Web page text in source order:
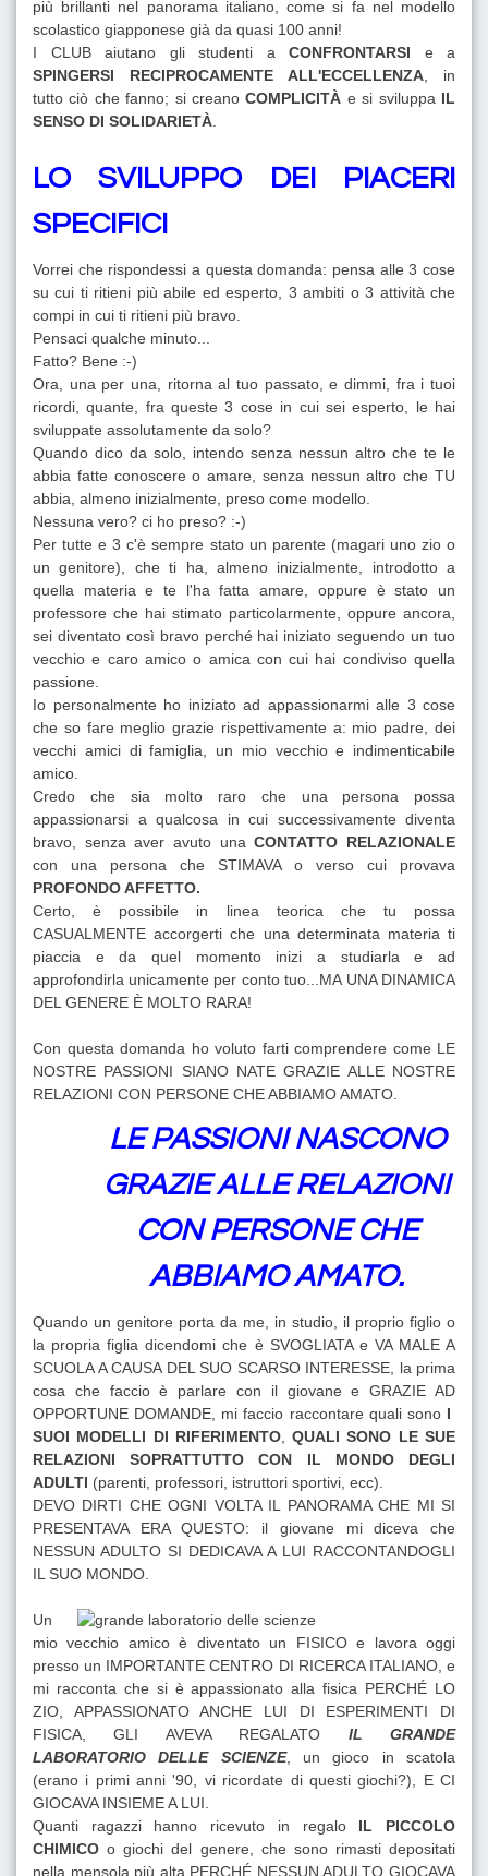
più brillanti nel panorama italiano, come si fa nel modello
scolastico giapponese già da quasi 100 anni!
I CLUB aiutano gli studenti a CONFRONTARSI e a
SPINGERSI RECIPROCAMENTE ALL'ECCELLENZA , in
tutto ciò che fanno; si creanoCOMPLICITÀ e si sviluppa IL
SENSO DI SOLIDARIETÀ
LO SVILUPPO DEI PIACERI
SPECIFICI
Vorrei che rispondessi a questa domanda: pensa alle 3 cose
su cui ti ritieni più abile ed esperto, 3 ambiti o 3 attività che
compi in cui ti ritieni più bravo.
Pensaci qualche minuto...
Fatto? Bene :-)
Ora, una per una, ritorna al tuo passato, e dimmi, fra i tuoi
ricordi, quante, fra queste 3 cose in cui sei esperto, le hai
sviluppate assolutamente da solo?
Quando dico da solo, intendo senza nessun altro che te le
abbia fatte conoscere o amare, senza nessun altro che TU
abbia, almeno inizialmente, preso come modello.
Nessuna vero? ci ho preso? :-)
Per tutte e 3 c'è sempre stato un parente (magari uno zio o
un genitore), che ti ha, almeno inizialmente, introdotto a
quella materia e te l'ha fatta amare, oppure è stato un
professore che hai stimato particolarmente, oppure ancora,
sei diventato così bravo perché hai iniziato seguendo un tuo
vecchio e caro amico o amica con cui hai condiviso quella
passione.
Io personalmente ho iniziato ad appassionarmi alle 3 cose
che so fare meglio grazie rispettivamente a: mio padre, dei
vecchi amici di famiglia, un mio vecchio e indimenticabile
amico.
Credo che sia molto raro che una persona possa
appassionarsi a qualcosa in cui successivamente diventa
bravo, senza aver avuto unaCONTATTO RELAZIONALE
con una persona che STIMAVA o verso cui provava
PROFONDO AFFETTO.
Certo, è possibile in linea teorica che tu possa
CASUALMENTE accorgerti che una determinata materia ti
piaccia e da quel momento inizi a studiarla e ad
approfondirla unicamente per conto tuo...MA UNA DINAMICA
DEL GENERE È MOLTO RARA!
Con questa domanda ho voluto farti comprendere come LE
NOSTRE PASSIONI SIANO NATE GRAZIE ALLE NOSTRE
RELAZIONI CON PERSONE CHE ABBIAMO AMATO.
LE PASSIONI NASCONO
GRAZIE ALLE RELAZIONI
CON PERSONE CHE
ABBIAMO AMATO.
Quando un genitore porta da me, in studio, il proprio figlio o
la propria figlia dicendomi che è SVOGLIATA e VA MALE A
SCUOLA A CAUSA DEL SUO SCARSO INTERESSE, la prima
cosa che faccio è parlare con il giovane e GRAZIE AD
OPPORTUNE DOMANDE, mi faccio raccontare quali sono I
SUOI MODELLI DI RIFERIMENTO,QUALI SONO LE SUE
RELAZIONI SOPRATTUTTO CON IL MONDO DEGLI
ADULTI (parenti, professori, istruttori sportivi, ecc).
DEVO DIRTI CHE OGNI VOLTA IL PANORAMA CHE MI SI
PRESENTAVA ERA QUESTO: il giovane mi diceva che
NESSUN ADULTO SI DEDICAVA A LUI RACCONTANDOGLI
IL SUO MONDO.
Un
mio vecchio amico è diventato un FISICO e lavora oggi
presso un IMPORTANTE CENTRO DI RICERCA ITALIANO, e
mi racconta che si è appassionato alla fisica PERCHÉ LO
ZIO, APPASSIONATO ANCHE LUI DI ESPERIMENTI DI
FISICA, GLI AVEVA REGALATO IL GRANDE
LABORATORIO DELLE SCIENZE, un gioco in scatola
(erano i primi anni '90, vi ricordate di questi giochi?), E CI
GIOCAVA INSIEME A LUI.
Quanti ragazzi hanno ricevuto in regalo IL PICCOLO
CHIMICO o giochi del genere, che sono rimasti depositati
nella mensola più alta PERCHÉ NESSUN ADULTO GIOCAVA